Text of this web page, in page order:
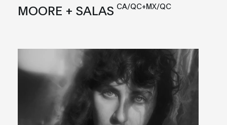
MOORE + SALAS CA/QC+MX/QC